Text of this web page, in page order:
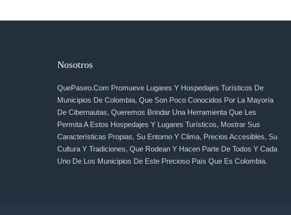
Nosotros
QuePaseo.com Promueve Lugares Y Hospedajes Turísticos De
Municipios De Colombia, Que Son Poco Conocidos Por La Mayoría
De Cibernautas, Queremos Brindar Una Herramienta Que Les
Permita A Estos Hospedajes Y Lugares Turísticos, Mostrar Sus
Características Propias, Su Entorno Y Clima, Precios Accesibles, Su
Cultura Y Tradiciones, Que Rodean Y Hacen Parte De Todos Y Cada
Uno De Los Municipios De Este Precioso País Que Es Colombia.